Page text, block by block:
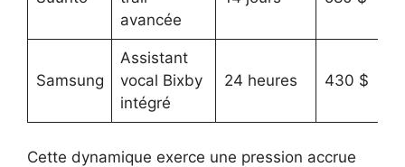
avancée
Samsung
Assistant
vocal Bixby
intégré
24 heures 430 $
Cette dynamique exerce une pression accrue